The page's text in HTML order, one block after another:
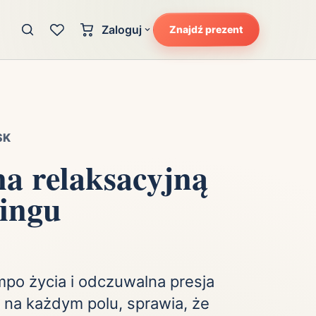
Lans i błysk reflektorów
Zaloguj
Logowanie dla partnerów
Znajdź prezent
relaksacyjną
życia i odczuwalna presja
każdym polu, sprawia, że